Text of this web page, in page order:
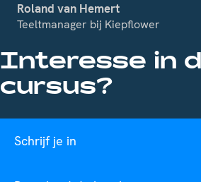
Roland van Hemert
Teeltmanager bij Kiepflower
Interesse in
cursus?
Schrijf je in